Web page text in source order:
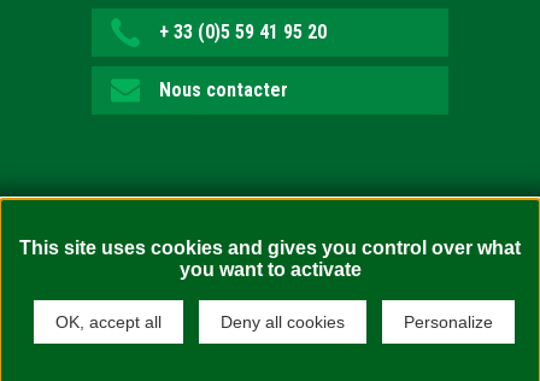
This site uses cookies and gives you control over what
you want to activate
OK, accept all Deny all cookies Personalize
+ 33 (0)5 59 41 95 20
Nous contacter
Accessibilité : non conforme (en attente d’audit)
Mentions légales Politique de cookies Plan du site